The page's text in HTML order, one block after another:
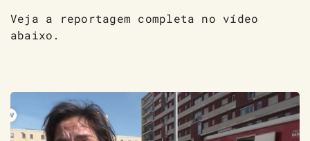
Veja a reportagem completa no vídeo
abaixo.